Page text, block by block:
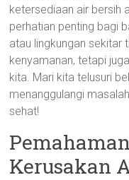
ketersediaan air bersih
perhatian penting bagi
atau lingkungan sekitar
kenyamanan, tetapi
kita. Mari kita telusuri
menanggulangi
sehat!
Kerusakan